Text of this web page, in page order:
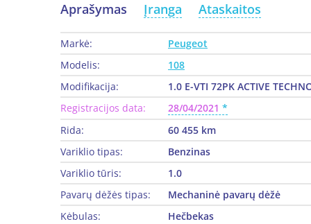
Aprašymas Įranga Ataskaitos
Markė:
Peugeot
Modelis:
108
Modifikacija:
1.0 E-VTI 72PK ACTIVE
Registracijos data:
28/04/2021
Rida:
60 455 km
Variklio tipas:
Benzinas
Variklio tūris:
1.0
Pavarų dėžės tipas:
Mechaninė pavarų dėžė
Kėbulas:
Hečbekas